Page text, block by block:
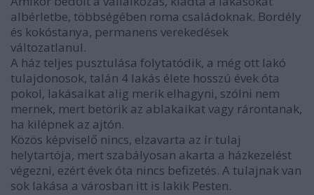
albérletbe, többségében roma családoknak. Bordély
és kokóstanya, permanens verekedések
változatlanul.
A ház teljes pusztulása folytatódik, a még ott lakó
tulajdonosok, talán 4 lakás élete hosszú évek óta
pokol, lakásaikat alig merik elhagyni, szólni nem
mernek, mert betörik az ablakaikat vagy rárontanak,
ha kilépnek az ajtón.
Közös képviselő nincs, elzavarta az ír tulaj
helytartója, mert szabályosan akarta a házkezelést
végezni, ezért évek óta nincs befizetés. A tulajnak van
sok lakása a városban itt is lakik Pesten.